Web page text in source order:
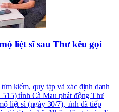
liệt sĩ sau Thư kêu gọi
kiếm, quy tập và xác định danh
tỉnh Cà Mau phát động Thư
liệt sĩ (ngày 30/7), tỉnh đã tiếp